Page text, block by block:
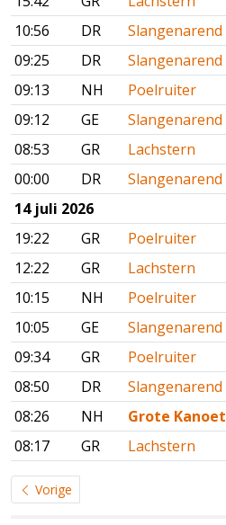
10:56
DR
Slangenarend
09:25
DR
Slangenarend
09:13
NH
Poelruiter
09:12
GE
Slangenarend
08:53
GR
Lachstern
00:00
DR
Slangenarend
14 juli 2026
19:22
GR
Poelruiter
12:22
GR
Lachstern
10:15
NH
Poelruiter
10:05
GE
Slangenarend
09:34
GR
Poelruiter
08:50
DR
Slangenarend
08:26
NH
Grote Kanoet
08:17
GR Lachstern
Vorige